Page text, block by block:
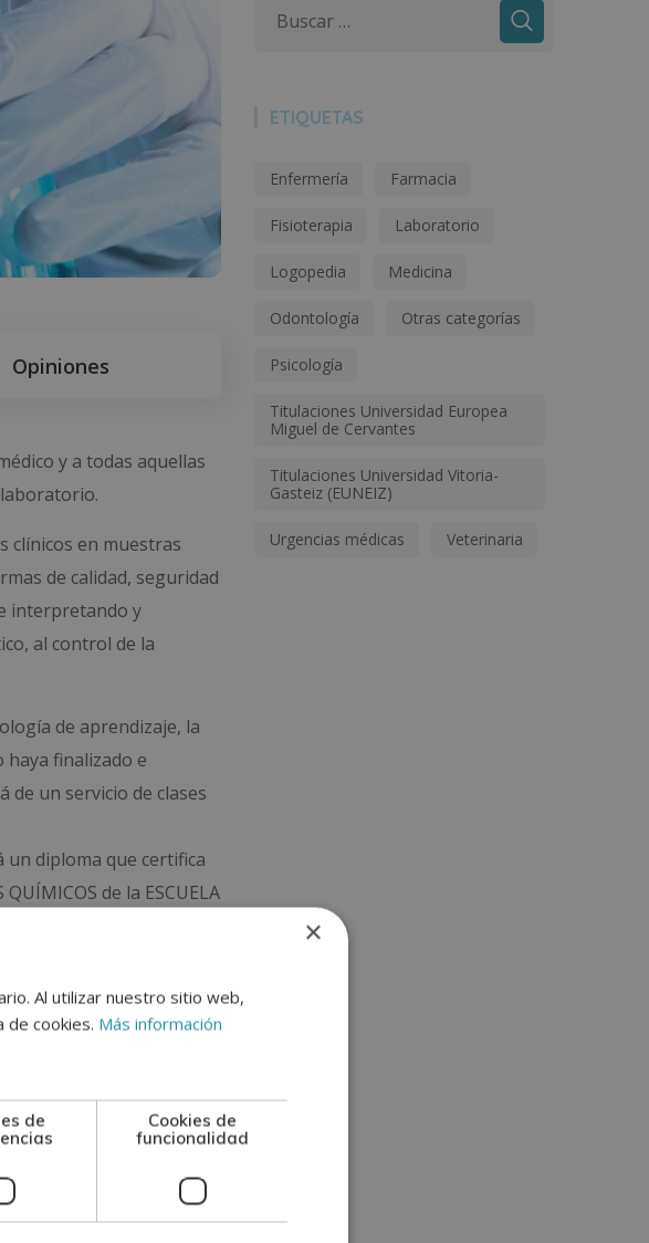
Opiniones
y a todas aquellas
clínicos en muestras
de calidad, seguridad
interpretando y
al control de la
de aprendizaje, la
finalizado e
de un servicio de clases
un diploma que certifica
de la ESCUELA
del Diploma en
Esta formación
ETIQUETAS
Enfermería Farmacia
Fisioterapia Laboratorio
Logopedia Medicina
Odontología Otras categorías
Psicología
Titulaciones Universidad Europea
Miguel de Cervantes
Titulaciones Universidad Vitoria-
Gasteiz (EUNEIZ)
Urgencias médicas Veterinaria
×
Al utilizar nuestro sitio web,
de cookies. Más información
de
Cookies de
funcionalidad